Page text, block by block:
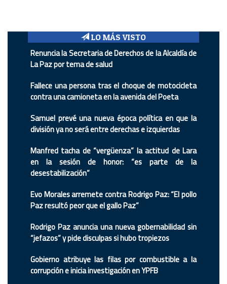
LO MÁS VISTO
Renuncia la Secretaria de Derechos de la Alcaldía de
La Paz por tema de salud
Fallece una persona tras el choque de motocicleta
contra una camioneta en la avenida del Poeta
Samuel prevé una nueva época política en que la
división ya no será entre derechas e izquierdas
Manfred tacha de “vergüenza” la actitud de Lara
en la sesión de honor: “es parte de la
desestabilización”
Evo Morales arremete contra Rodrigo Paz: “El pollo
Paz resultó peor que el gallo Paz”
Rodrigo Paz anuncia una nueva gobernabilidad sin
“jefazos” y pide disculpas si hubo tropiezos
Gobierno atribuye las filas por combustible a la
corrupción e inicia investigación en YPFB